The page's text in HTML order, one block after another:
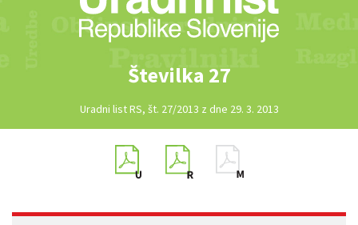
Številka 27
Uradni list RS, št. 27/2013 z dne 29. 3. 2013